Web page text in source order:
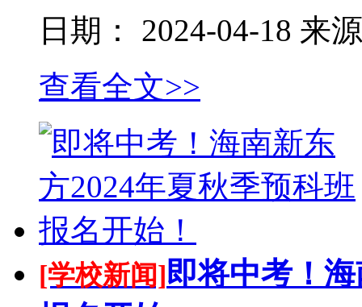
日期： 2024-04-18 来
查看全文>>
[学校新闻]即将中考！